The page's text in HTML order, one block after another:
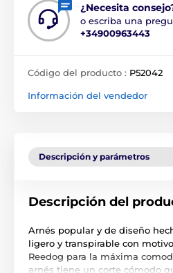
¿Necesita
o escriba una
+34900963443
Código del producto : P52042
Información del vendedor
Descripción y parámetros
Descripción del
Arnés popular y de diseño
ligero y transpirable con
Reedog para la máxima
arnés tiene un corte cómodo